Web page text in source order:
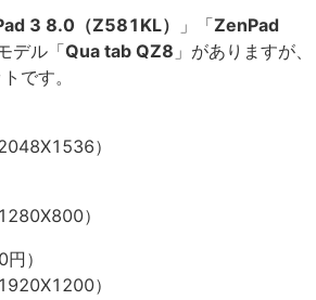
3 8.0（Z581KL） 」「ZenPad
デル「Qua tab QZ8 」がありますが、
です。
）
）
）
）